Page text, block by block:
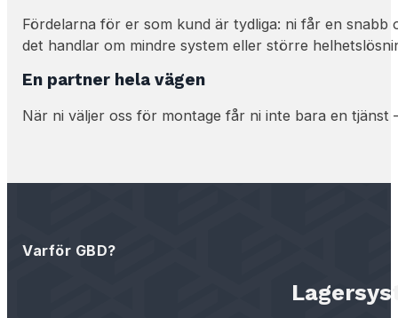
Fördelarna för er som kund är tydliga: ni får en
det handlar om mindre system eller större
En partner hela vägen
När ni väljer oss för montage får ni inte bara en
Varför GBD?